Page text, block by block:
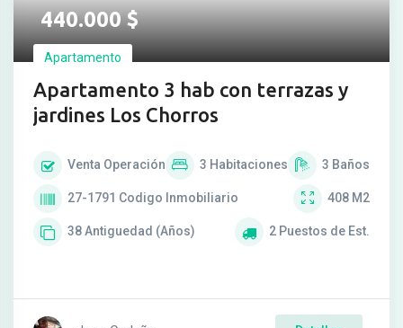
440.000$
Apartamento
Apartamento 3 hab con terrazas y
jardines Los Chorros
Venta Operación 3 Habitaciones 3 Baños
27-1791 Codigo Inmobiliario 408 M2
38Antiguedad (Años) 2 Puestos de Est.